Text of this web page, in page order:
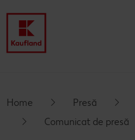
Valori
Istoric
Responsabilitate
Presă
Home Presă
Comunicat de presă